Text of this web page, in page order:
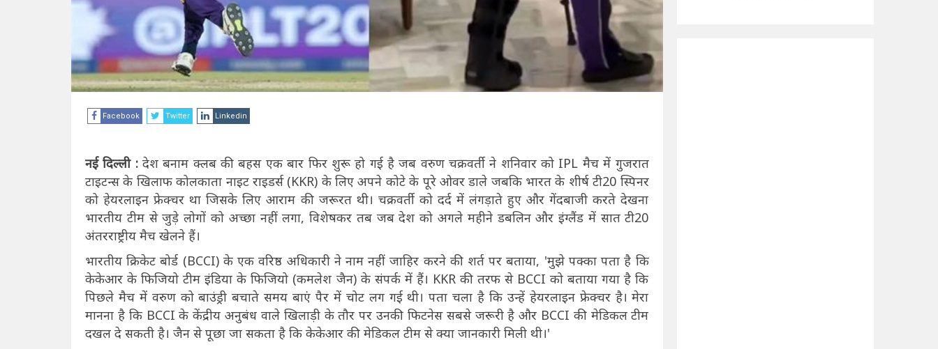
Facebook Twitter Linkedin
नई दिल्ली :देश बनाम क्लब की बहस एक बार फिर शुरू हो गई है जब वरुण चक्रवर्ती ने शनिवार को IPL मैच में गुजरात
टाइटन्स के खिलाफ कोलकाता नाइट राइडर्स (KKR) के लिए अपने कोटे के पूरे ओवर डाले जबकि भारत के शीर्ष टी20 स्पिनर
को हेयरलाइन फ्रेक्चर था जिसके लिए आराम की जरूरत थी। चक्रवर्ती को दर्द में लंगड़ाते हुए और गेंदबाजी करते देखना
भारतीय टीम से जुड़े लोगों को अच्छा नहीं लगा, विशेषकर तब जब देश को अगले महीने डबलिन और इंग्लैंड में सात टी20
अंतरराष्ट्रीय मैच खेलने हैं।
भारतीय क्रिकेट बोर्ड (BCCI) के एक वरिष्ठ अधिकारी ने नाम नहीं जाहिर करने की शर्त पर बताया, 'मुझे पक्का पता है कि
केकेआर के फिजियो टीम इंडिया के फिजियो (कमलेश जैन) के संपर्क में हैं। KKR की तरफ से BCCI को बताया गया है कि
पिछले मैच में वरुण को बाउंड्री बचाते समय बाएं पैर में चोट लग गई थी। पता चला है कि उन्हें हेयरलाइन फ्रेक्चर है। मेरा
मानना ​​है कि BCCI के केंद्रीय अनुबंध वाले खिलाड़ी के तौर पर उनकी फिटनेस सबसे जरूरी है और BCCI की मेडिकल टीम
दखल दे सकती है। जैन से पूछा जा सकता है कि केकेआर की मेडिकल टीम से क्या जानकारी मिली थी।'